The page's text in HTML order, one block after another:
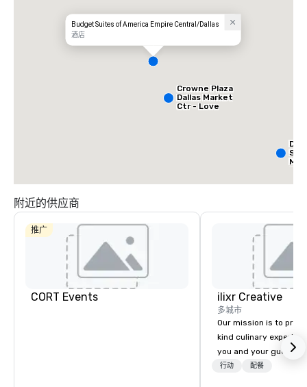
Budget Suites of America Empire Central/Dallas
酒店
Crowne Plaza
Dallas Market
Ctr - Love
附近的供应商
推广
CORT Events ilixr Creative
多城市
Our mission is to
kind culinary
you and your guests
memories and
行动 配餐